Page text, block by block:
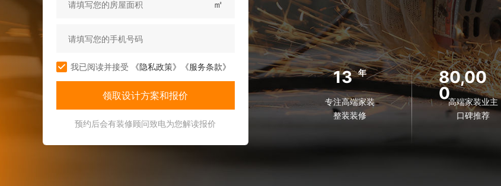
㎡
我已阅读并接受 《隐私政策》 《服务条款》
预约后会有装修顾问致电为您解读报价
13 年
专注高端家装
整装装修
80,00
0高端家装业主
口碑推荐